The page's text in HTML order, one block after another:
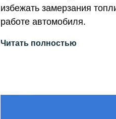
избежать замерзания
работе автомобиля.
Читать полностью